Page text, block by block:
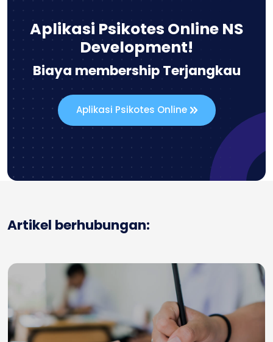
Aplikasi Psikotes Online NS
Development!
Biaya membership Terjangkau
Aplikasi Psikotes Online
Artikel berhubungan: